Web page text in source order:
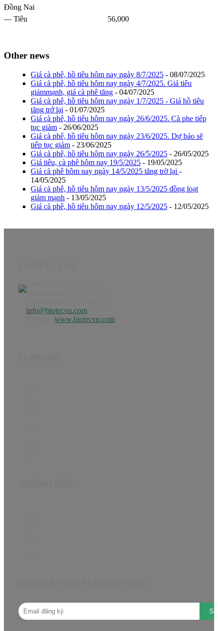
Đồng Nai
— Tiêu
56,000
Other news
Giá cà phê, hồ tiêu hôm nay ngày 8/7/2025 - 08/07/2025
Giá cà phê, hồ tiêu hôm nay ngày 4/7/2025. Giá tiêu
giảmmạnh, giá cà phê tăng - 04/07/2025
Giá cà phê, hồ tiêu hôm nay ngày 1/7/2025 - Giá hồ tiêu
tăng trở lại - 01/07/2025
Giá cà phê, hồ tiêu hôm nay ngày 26/6/2025. Cà phe tiếp
tục giảm - 26/06/2025
Giá cà phê, hồ tiêu hôm nay ngày 23/6/2025. Dự báo sẽ
tiếp tục giảm - 23/06/2025
Giá cà phê, hồ tiêu hôm nay ngày 26/5/2025 - 26/05/2025
Giá tiêu, cà phê hôm nay 19/5/2025 - 19/05/2025
Giá cà phê hôm nay ngày 14/5/2025 tăng trờ lại -
14/05/2025
Giá cà phê, hồ tiêu hôm nay ngày 13/5/2025 đồng loạt
giảm mạnh - 13/05/2025
Giá cà phê, hồ tiêu hôm nay ngày 12/5/2025 - 12/05/2025
info@biotecvn.com
www.biotecvn.com